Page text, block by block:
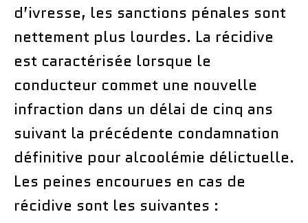
d’ivresse, les sanctions pénales sont
nettement plus lourdes. La récidive
est caractérisée lorsque le
conducteur commet une nouvelle
infraction dans un délai de cinq ans
suivant la précédente condamnation
définitive pour alcoolémie délictuelle.
Les peines encourues en cas de
récidive sont les suivantes :